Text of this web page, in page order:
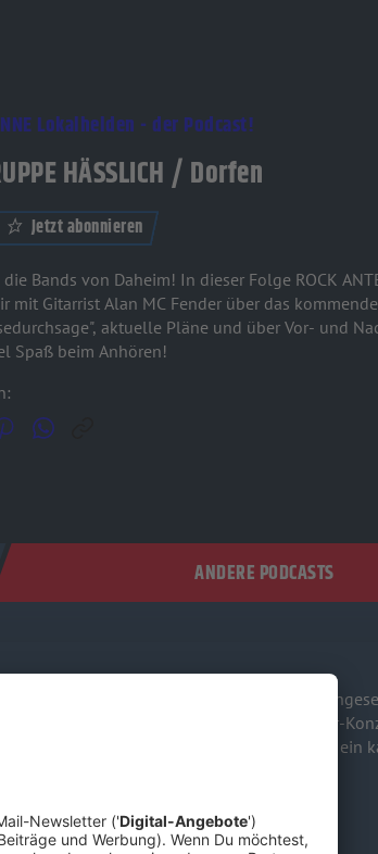
Lokalhelden - der Podcast!
HÄSSLICH / Dorfen
Jetzt abonnieren
Bands von Daheim! In dieser Folge ROCK
mit Gitarrist Alan MC Fender über das
aktuelle Pläne und über Vor- und
Spaß beim Anhören!
ANDERE PODCASTS
ANTENNE Interview mit uns
Power-Metal-Zombies, das filmreife Horror-
auf frischen Wind ist. Schnappt euch ein